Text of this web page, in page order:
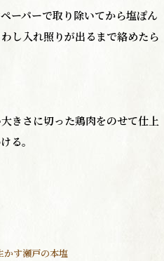
ーパーで取り除いてから塩ぽん
し入れ照りが出るまで絡めたら
きさに切った鶏肉をのせて仕上
る。
かす瀬戸の本塩